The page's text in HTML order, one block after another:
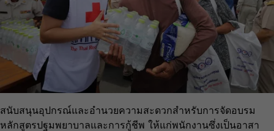
สนับสนุนอุปกรณ์และอำนวยความสะดวกสำหรับการจัดอบรม
หลักสูตรปฐมพยาบาลและการกู้ชีพ ให้แก่พนักงานซึ่งเป็นอาสา